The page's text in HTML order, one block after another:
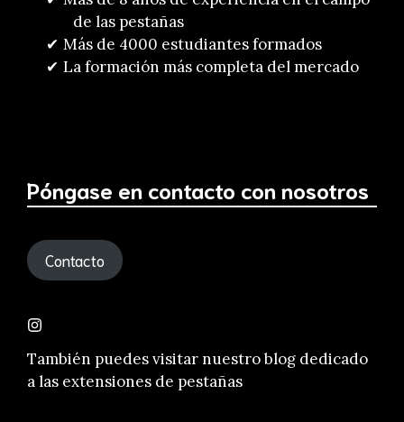
de las pestañas
Más de 4000 estudiantes formados
La formación más completa del mercado
Póngase en contacto con nosotros
Contacto
También puedes visitar nuestroblog dedicado
a las extensiones de pestañas